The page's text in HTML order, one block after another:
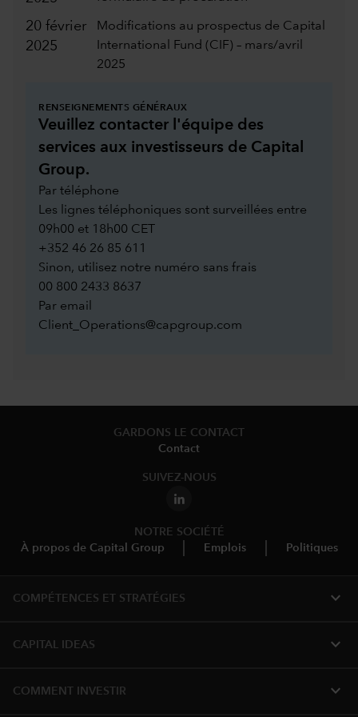
20 février
2025
Modifications au prospectus de Capital
International Fund (CIF) – mars/avril
2025
RENSEIGNEMENTS GÉNÉRAUX
Veuillez contacter l'équipe des
services aux investisseurs de Capital
Group.
Par téléphone
Les lignes téléphoniques sont surveillées entre
09h00 et 18h00 CET
+352 46 26 85 611
Sinon, utilisez notre numéro sans frais
00 800 2433 8637
Par email
Client_Operations@capgroup.com
GARDONS LE CONTACT
Contact
SUIVEZ-NOUS
NOTRE SOCIÉTÉ
À propos de Capital Group
Emplois Politiques
COMPÉTENCES ET STRATÉGIES expand_more
CAPITAL IDEAS expand_more
COMMENT INVESTIR expand_more